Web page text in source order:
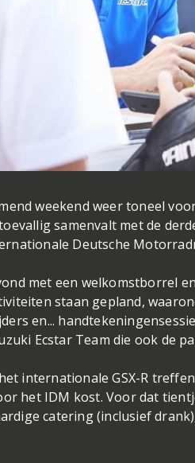
weekend weer toneel
samenvalt met de
Deutsche
met een welkomstborrel
staan gepland,
en...
Ecstar Team die ook de
internationale GSX-R
het IDM kost. Voor dat
catering (inclusief